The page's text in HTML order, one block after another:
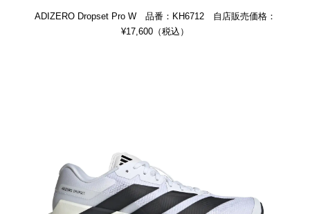
ADIZERO Dropset Pro W 品番：KH6712 自店販売価格：
¥17,600（税込）